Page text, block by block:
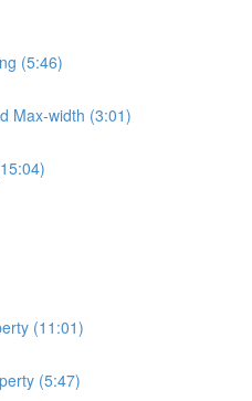
(5:46)
Max-width (3:01)
(11:01)
(5:47)